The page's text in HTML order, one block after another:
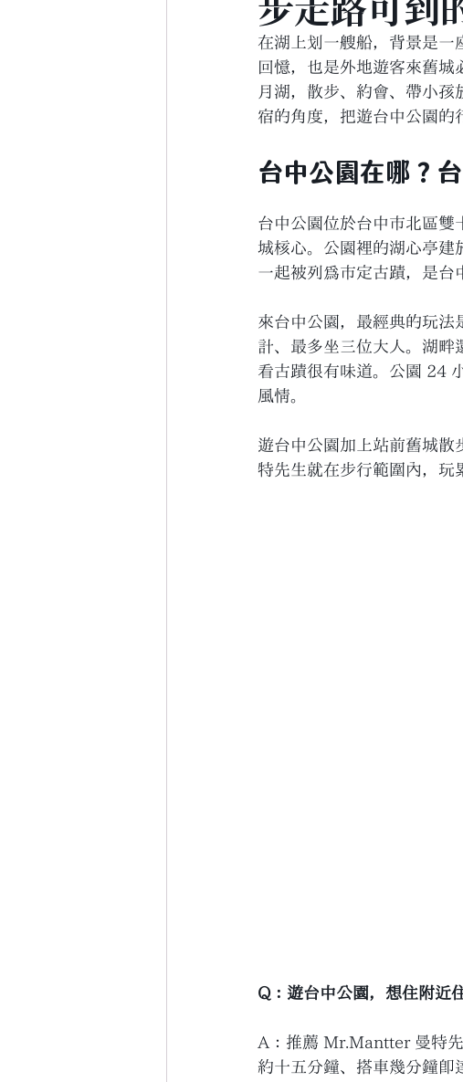
在湖上划一艘船，背景是一
回憶，也是外地遊客來舊城
月湖，散步、約會、帶小
宿的角度，把遊台中公園的
台中公園在哪？
台中公園位於台中市北區雙
城核心。公園裡的湖心亭
一起被列為市定古蹟，是台
來台中公園，最經典的玩法
計、最多坐三位大人。湖
看古蹟很有味道。公園 24
風情。
遊台中公園加上站前舊城散
特先生就在步行範圍內，玩
Q：遊台中公園，想住附近
A：推薦 Mr.Mantter 曼特
約十五分鐘、搭車幾分鐘